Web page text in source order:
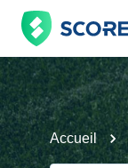
Accueil